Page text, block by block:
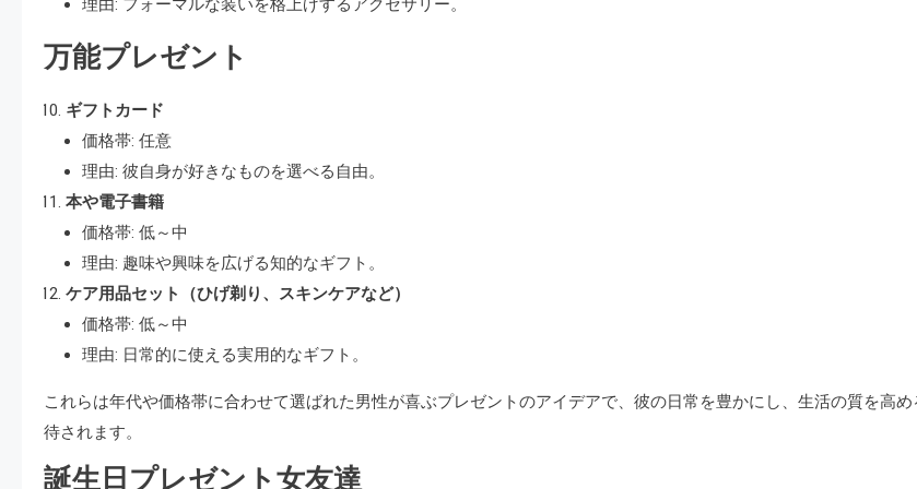
理由: フォーマルな装いを格上げするアクセサリー。
万能プレゼント
ギフトカード
価格帯: 任意
理由: 彼自身が好きなものを選べる自由。
本や電子書籍
価格帯: 低～中
理由: 趣味や興味を広げる知的なギフト。
ケア用品セット（ひげ剃り、スキンケアなど）
価格帯: 低～中
理由: 日常的に使える実用的なギフト。
これらは年代や価格帯に合わせて選ばれた男性が喜ぶプレゼントのアイデアで、彼の日常を豊かにし、生活の質を高め
待されます。
誕生日プレゼント女友達